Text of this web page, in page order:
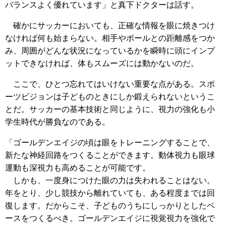
バランスよく優れています」と真下ドクターは話す。
確かにサッカーにおいても、正確な情報を眼に焼きつけ
なければ何も始まらない。相手やボールとの距離感をつか
み、周囲がどんな状況になっているかを瞬時に頭にインプ
ットできなければ、体もスムーズには動かないのだ。
ここで、ひとつ忘れてはいけない重要な点がある。スポ
ーツビジョンは子どものときにしか鍛えられないというこ
とだ。サッカーの基本技術と同じように、視力の強化も小
学生時代が勝負なのである。
「ゴールデンエイジの頃は眼をトレーニングすることで、
新たな神経回路をつくることができます。動体視力も眼球
運動も深視力も高めることが可能です。
しかも、一度身につけた眼の力は失われることはない。
年をとり、少し競技から離れていても、ある程度までは回
復します。だからこそ、子どものうちにしっかりとしたベ
ースをつくるべき。ゴールデンエイジに視覚視力を強化で